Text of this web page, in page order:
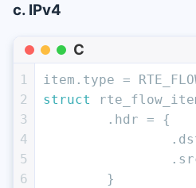
c. IPv4
C
1
2
3
4
5
6
item.type =
struct
	.hdr = {
	}